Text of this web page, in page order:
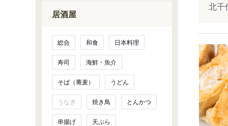
居酒屋
総合 和食 日本料理
寿司 海鮮・魚介
そば（蕎麦） うどん
うなぎ 焼き鳥 とんかつ
串揚げ 天ぷら
北千